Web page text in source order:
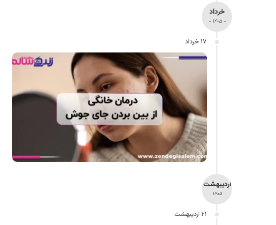
خرداد
- ۱۴۰۵ -
۱۷ خرداد
اردیبهشت
- ۱۴۰۵ -
۲۱ اردیبهشت